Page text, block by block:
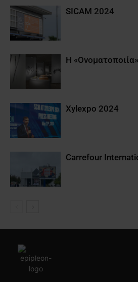
SICAM 2024
Η
Xylexpo 2024
Carrefour